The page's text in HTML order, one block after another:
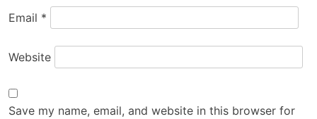
Email *
Website
Save my name, email, and website in this browser for